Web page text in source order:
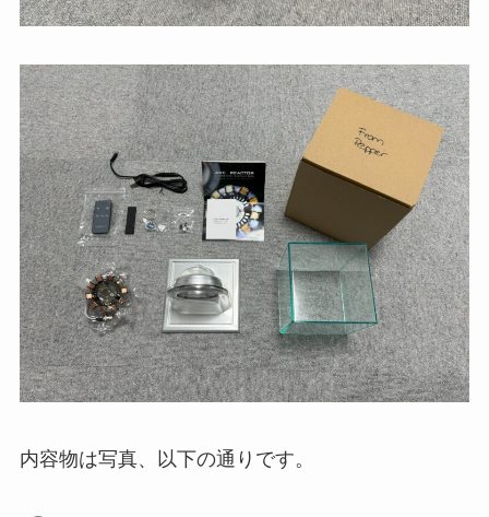
内容物は写真、以下の通りです。